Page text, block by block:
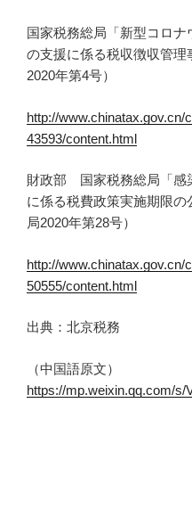
国家税務総局「新型コロ
の支援に係る税収徴収管
2020年第4号）
http://www.chinatax.gov.cn/
43593/content.html
財政部 国家税務総局「感
に係る税費政策実施期限
局2020年第28号）
http://www.chinatax.gov.cn/
50555/content.html
出典：北京税務
（中国語原文）
https://mp.weixin.qq.com/s/